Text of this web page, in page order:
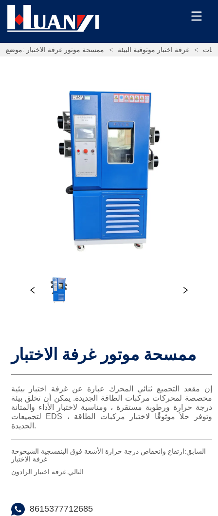
موضع: > غرفة اختبار موثوقية البيئة > ممسحة موتور غرفة الاختبار
ممسحة موتور غرفة الاختبار
السابق:ارتفاع وانخفاض درجة حرارة الأشعة فوق البنفسجية الشيخوخة
غرفة الاختبار
التالي:غرفة اختبار الرادون
8615377712685